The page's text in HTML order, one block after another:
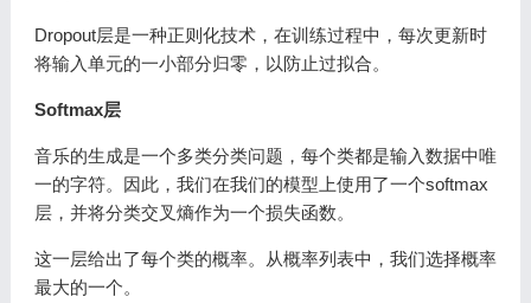
Dropout层是一种正则化技术，在训练过程中，每次更新时
将输入单元的一小部分归零，以防止过拟合。
Softmax层
音乐的生成是一个多类分类问题，每个类都是输入数据中唯
一的字符。因此，我们在我们的模型上使用了一个softmax
层，并将分类交叉熵作为一个损失函数。
这一层给出了每个类的概率。从概率列表中，我们选择概率
最大的一个。